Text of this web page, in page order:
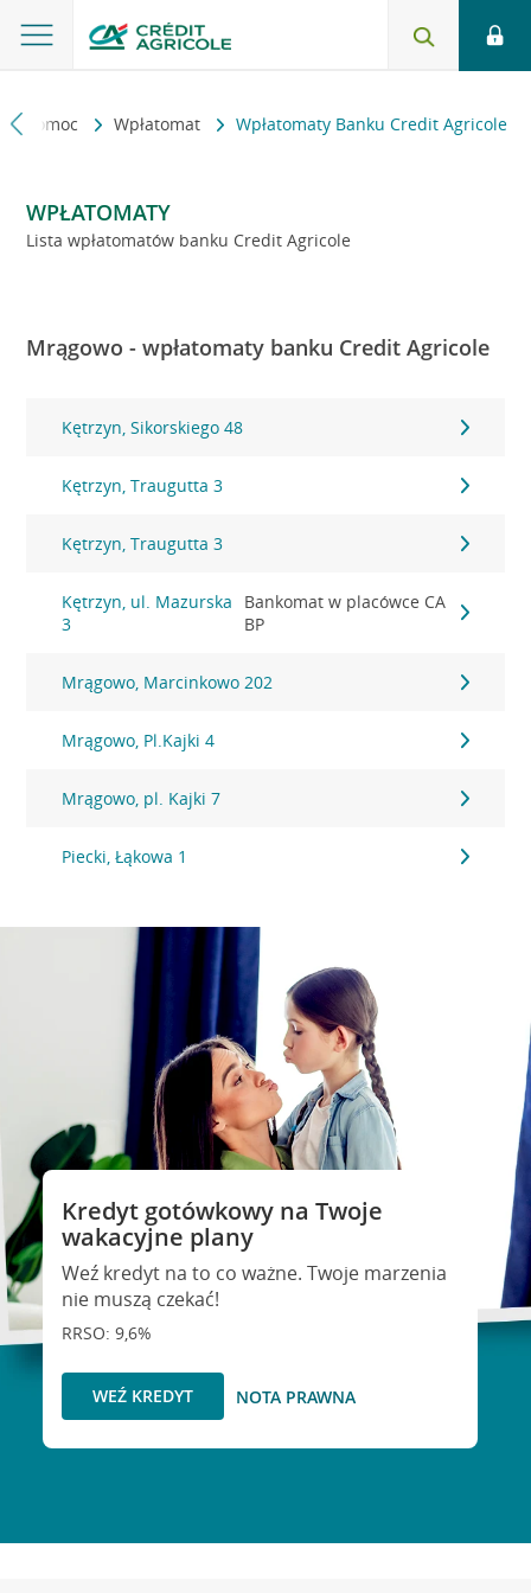
i pomoc Wpłatomat Wpłatomaty Banku Credit Agricole
WPŁATOMATY
Lista wpłatomatów banku Credit Agricole
Mrągowo - wpłatomaty banku Credit Agricole
Kętrzyn, Sikorskiego 48
Kętrzyn, Traugutta 3
Kętrzyn, Traugutta 3
Kętrzyn, ul. Mazurska
3
Bankomat w placówce CA
BP
Mrągowo, Marcinkowo 202
Mrągowo, Pl.Kajki 4
Mrągowo, pl. Kajki 7
Piecki, Łąkowa 1
Kredyt gotówkowy na Twoje
wakacyjne plany
Weź kredyt na to co ważne. Twoje marzenia
nie muszą czekać!
RRSO: 9,6%
WEŹ KREDYT NOTA PRAWNA